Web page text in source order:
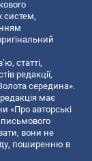
систем,
статті,
редакції,
середина».
має
«Про авторські
письмового
вони не
поширенню в